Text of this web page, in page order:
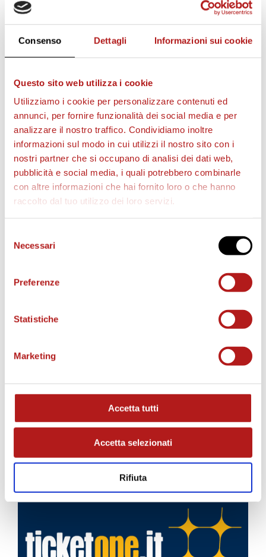
Consenso Dettagli Informazioni sui cookie
Questo sito web utilizza i cookie
Utilizziamo i cookie per personalizzare contenuti ed
annunci, per fornire funzionalità dei social media e per
analizzare il nostro traffico. Condividiamo inoltre
informazioni sul modo in cui utilizzi il nostro sito con i
nostri partner che si occupano di analisi dei dati web,
pubblicità e social media, i quali potrebbero combinarle
con altre informazioni che hai fornito loro o che hanno
raccolto dal tuo utilizzo dei loro servizi.
delNecessari
Preferenze
Statistiche
Marketing
Accetta tutti
Accetta selezionati
Rifiuta
14ª GIORNATA | – HELLAS VERONA2 –
1(Miottello, Longo)
15ª GIORNATA | DOLOMITI BELLUNESI –
CITTADELLA1 – 2(Menegazzo, Azzolin)
VALCHIAMPO1 – 1(Cavinato)
17ª GIORNATA | VIRTUS VERONA – CITTADELLA
1(Pistolato)
18ª GIORNATA | CITTADELLA– SUDTIROL2 – 3
(Longo, De Lazzari)
19ª GIORNATA | TRENTO –CITTADELLA1 – 1
(Cavinato)
20ª GIORNATA |CITTADELLA– VENEZIA
(Barrientos, Cavinato)
1 – 0
BIGLIETTI